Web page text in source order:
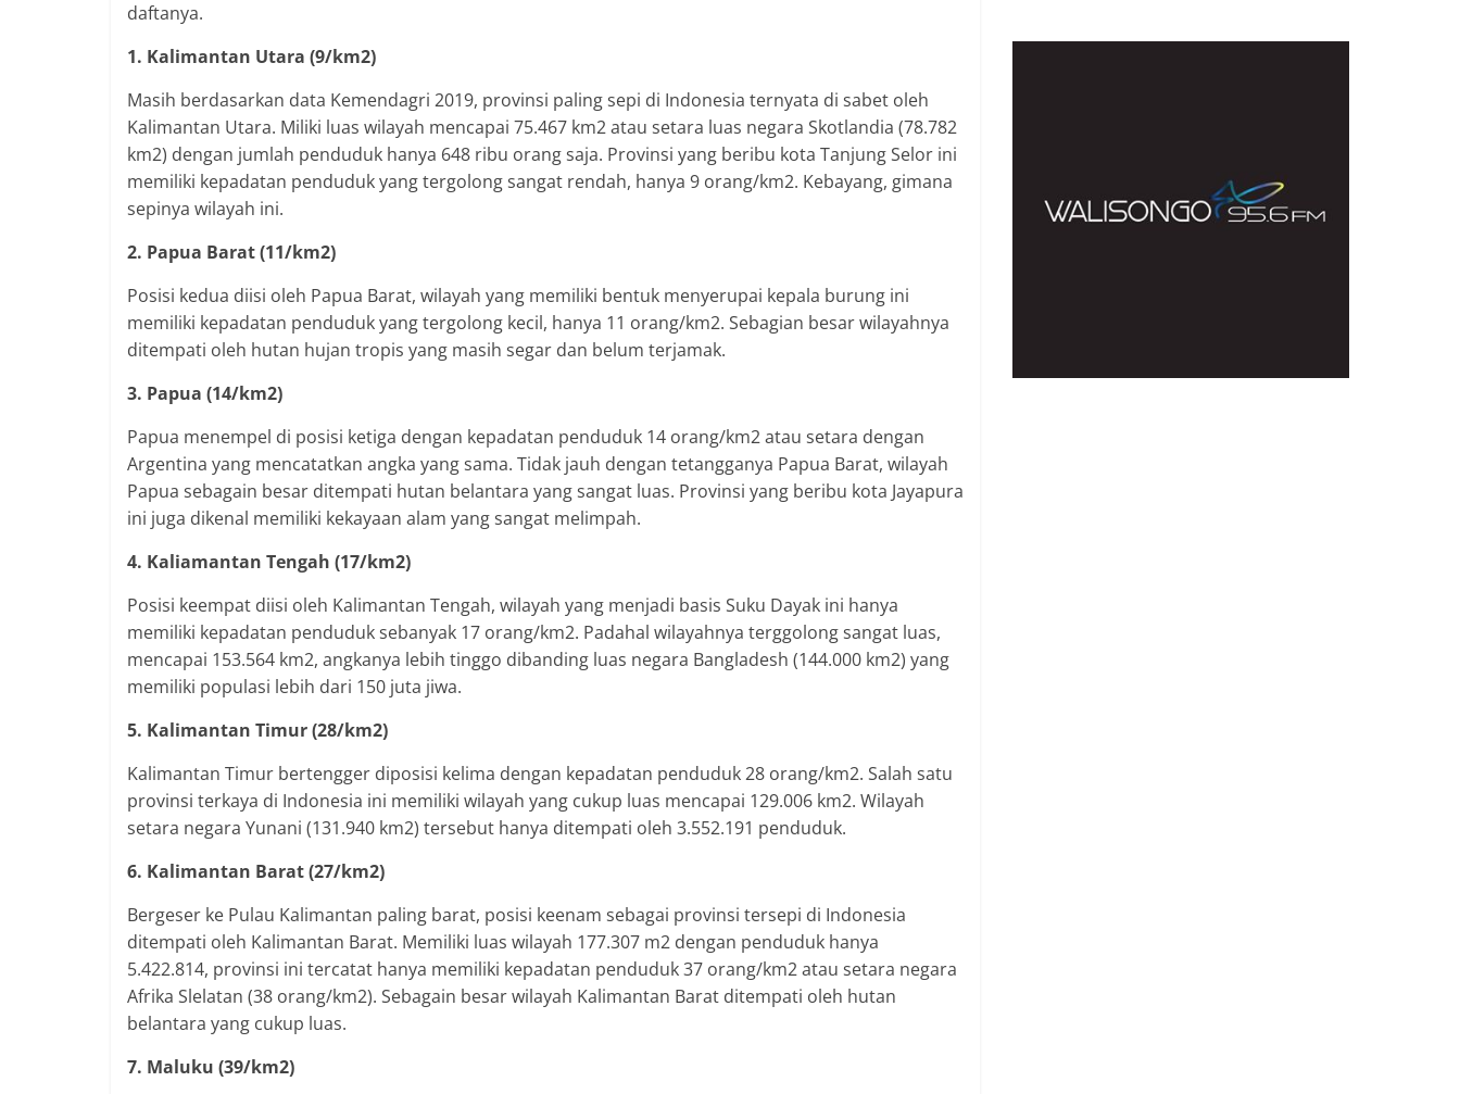
daftanya.
1. Kalimantan Utara (9/km2)
Masih berdasarkan data Kemendagri 2019, provinsi paling sepi di Indonesia ternyata di sabet oleh
Kalimantan Utara. Miliki luas wilayah mencapai 75.467 km2 atau setara luas negara Skotlandia (78.782
km2) dengan jumlah penduduk hanya 648 ribu orang saja. Provinsi yang beribu kota Tanjung Selor ini
memiliki kepadatan penduduk yang tergolong sangat rendah, hanya 9 orang/km2. Kebayang, gimana
sepinya wilayah ini.
2. Papua Barat (11/km2)
Posisi kedua diisi oleh Papua Barat, wilayah yang memiliki bentuk menyerupai kepala burung ini
memiliki kepadatan penduduk yang tergolong kecil, hanya 11 orang/km2. Sebagian besar wilayahnya
ditempati oleh hutan hujan tropis yang masih segar dan belum terjamak.
3. Papua (14/km2)
Papua menempel di posisi ketiga dengan kepadatan penduduk 14 orang/km2 atau setara dengan
Argentina yang mencatatkan angka yang sama. Tidak jauh dengan tetangganya Papua Barat, wilayah
Papua sebagain besar ditempati hutan belantara yang sangat luas. Provinsi yang beribu kota Jayapura
ini juga dikenal memiliki kekayaan alam yang sangat melimpah.
4. Kaliamantan Tengah (17/km2)
Posisi keempat diisi oleh Kalimantan Tengah, wilayah yang menjadi basis Suku Dayak ini hanya
memiliki kepadatan penduduk sebanyak 17 orang/km2. Padahal wilayahnya terggolong sangat luas,
mencapai 153.564 km2, angkanya lebih tinggo dibanding luas negara Bangladesh (144.000 km2) yang
memiliki populasi lebih dari 150 juta jiwa.
5. Kalimantan Timur (28/km2)
Kalimantan Timur bertengger diposisi kelima dengan kepadatan penduduk 28 orang/km2. Salah satu
provinsi terkaya di Indonesia ini memiliki wilayah yang cukup luas mencapai 129.006 km2. Wilayah
setara negara Yunani (131.940 km2) tersebut hanya ditempati oleh 3.552.191 penduduk.
6. Kalimantan Barat (27/km2)
Bergeser ke Pulau Kalimantan paling barat, posisi keenam sebagai provinsi tersepi di Indonesia
ditempati oleh Kalimantan Barat. Memiliki luas wilayah 177.307 m2 dengan penduduk hanya
5.422.814, provinsi ini tercatat hanya memiliki kepadatan penduduk 37 orang/km2 atau setara negara
Afrika Slelatan (38 orang/km2). Sebagain besar wilayah Kalimantan Barat ditempati oleh hutan
belantara yang cukup luas.
7. Maluku (39/km2)